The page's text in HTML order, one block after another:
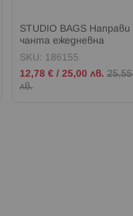
STUDIO BAGS Направи
чанта ежедневна
SKU: 186155
Промо
цена
12,78 €/ 25,00 лв.
лв.